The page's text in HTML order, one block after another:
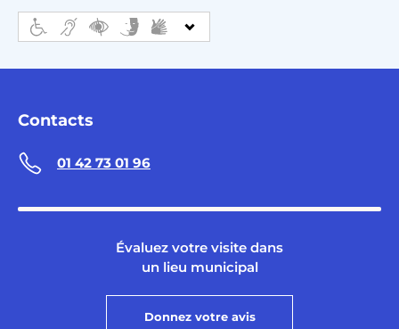
Contacts
01 42 73 01 96
Évaluez votre visite dans
un lieu municipal
Donnez votre avis